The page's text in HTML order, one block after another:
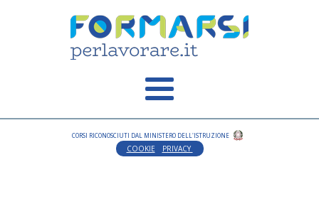
CORSI RICONOSCIUTI DAL MINISTERO DELL'ISTRUZIONE
COOKIE PRIVACY